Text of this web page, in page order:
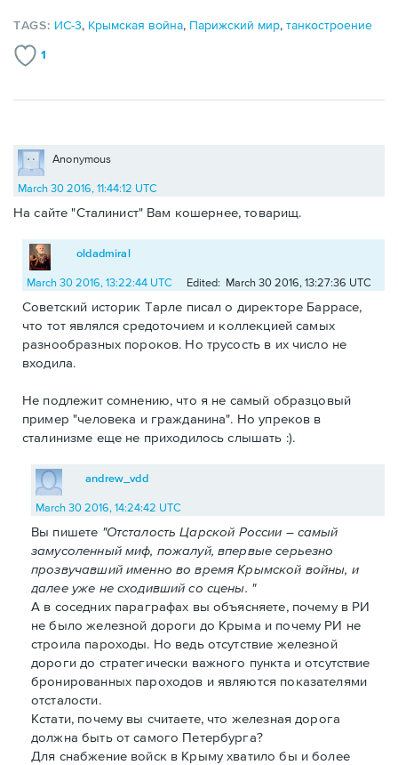
TAGS: ИС-3, Крымская война, Парижский мир,танкостроение
1
Anonymous
March 30 2016, 11:44:12 UTC
На сайте "Сталинист" Вам кошернее, товарищ.
oldadmiral
March 30 2016, 13:22:44 UTC Edited: March 30 2016, 13:27:36 UTC
Советский историк Тарле писал о директоре Баррасе,
что тот являлся средоточием и коллекцией самых
разнообразных пороков. Но трусость в их число не
входила.
Не подлежит сомнению, что я не самый образцовый
пример "человека и гражданина". Но упреков в
сталинизме еще не приходилось слышать :).
andrew_vdd
March 30 2016, 14:24:42 UTC
Вы пишете "Отсталость Царской России – самый
замусоленный миф, пожалуй, впервые серьезно
прозвучавший именно во время Крымской войны, и
далее уже не сходивший со сцены. "
А в соседних параграфах вы объясняете, почему в РИ
не было железной дороги до Крыма и почему РИ не
строила пароходы. Но ведь отсутствие железной
дороги до стратегически важного пункта и отсутствие
бронированных пароходов и являются показателями
отсталости.
Кстати, почему вы считаете, что железная дорога
должна быть от самого Петербурга?
Для снабжение войск в Крыму хватило бы и более